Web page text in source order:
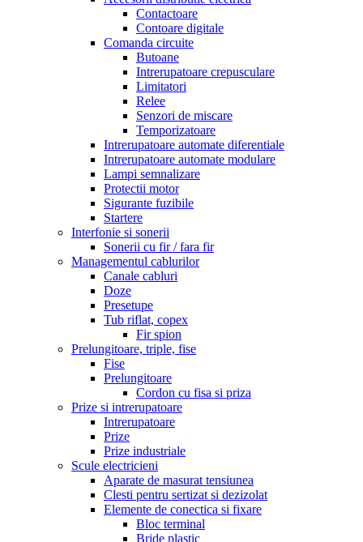
Contactoare
Contoare digitale
Comanda circuite
Butoane
Intrerupatoare crepusculare
Limitatori
Relee
Senzori de miscare
Temporizatoare
Intrerupatoare automate diferentiale
Intrerupatoare automate modulare
Lampi semnalizare
Protectii motor
Sigurante fuzibile
Startere
Interfonie si sonerii
Sonerii cu fir / fara fir
Managementul cablurilor
Canale cabluri
Doze
Presetupe
Tub riflat, copex
Fir spion
Prelungitoare, triple, fise
Fise
Prelungitoare
Cordon cu fisa si priza
Prize si intrerupatoare
Intrerupatoare
Prize
Prize industriale
Scule electricieni
Aparate de masurat tensiunea
Clesti pentru sertizat si dezizolat
Elemente de conectica si fixare
Bloc terminal
Bride plastic